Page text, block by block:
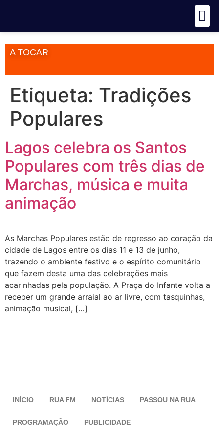
A TOCAR
Etiqueta: Tradições
Populares
Lagos celebra os Santos
Populares com três dias de
Marchas, música e muita
animação
As Marchas Populares estão de regresso ao coração da
cidade de Lagos entre os dias 11 e 13 de junho,
trazendo o ambiente festivo e o espírito comunitário
que fazem desta uma das celebrações mais
acarinhadas pela população. A Praça do Infante volta a
receber um grande arraial ao ar livre, com tasquinhas,
animação musical, […]
INÍCIO RUA FM NOTÍCIAS PASSOU NA RUA
PROGRAMAÇÃO PUBLICIDADE